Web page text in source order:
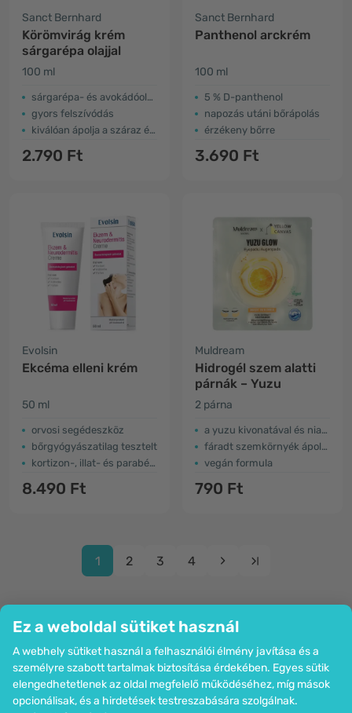
Ez a weboldal sütiket használ
A webhely sütiket használ a felhasználói élmény javítása és a
személyre szabott tartalmak biztosítása érdekében. Egyes sütik
elengedhetetlenek az oldal megfelelő működéséhez, míg mások
opcionálisak, és a hirdetések testreszabására szolgálnak.
Sanct Bernhard
Körömvirág krém
sárgarépa olajjal
100 ml
sárgarépa- és avokádóolajat tartalmaz
gyors felszívódás
kiválóan ápolja a száraz és repedezett bőrt
2.790 Ft
Sanct Bernhard
Panthenol arckrém
100 ml
5 % D-panthenol
napozás utáni bőrápolás
érzékeny bőrre
3.690 Ft
Evolsin
Ekcéma elleni krém
50 ml
orvosi segédeszköz
bőrgyógyászatilag tesztelt
kortizon-, illat- és parabénmentes
8.490 Ft
Muldream
Hidrogél szem alatti
párnák – Yuzu
2 párna
a yuzu kivonatával és niacinamiddal
fáradt szemkörnyék ápolására
vegán formula
790 Ft
1 2 3 4
Cég
Információk
Csatlakozzon hozzánk